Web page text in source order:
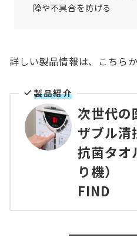
障や不具合を防げる
詳しい製品情報は、こちら
製品紹介
次世代の
ザブル清
抗菌タオ
り機）
FIND